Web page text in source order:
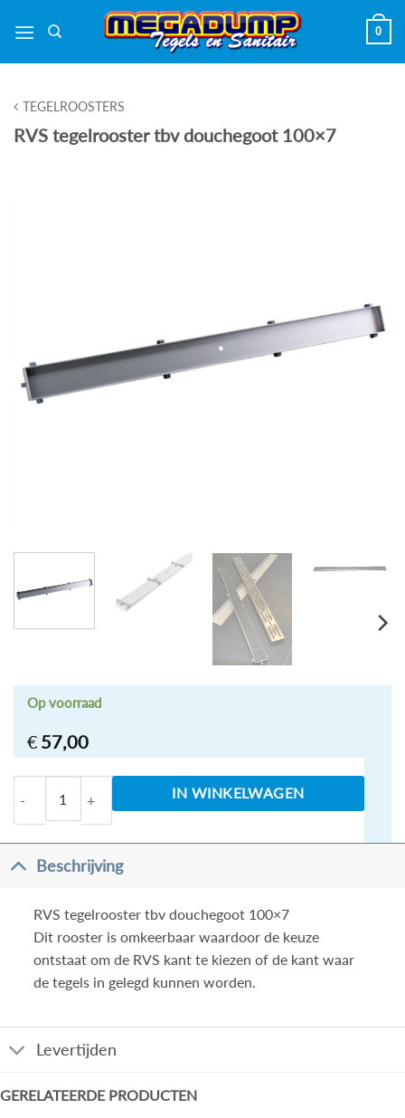
naar
0
TEGELROOSTERS
RVS tegelrooster tbv douchegoot 100×7
€ 57,00
Op voorraad
RVS tegelrooster tbv douchegoot 100x7 aantal
IN WINKELWAGEN
Beschrijving
RVS tegelrooster tbv douchegoot 100×7
Dit rooster is omkeerbaar waardoor de keuze
ontstaat om de RVS kant te kiezen of de kant waar
de tegels in gelegd kunnen worden.
Levertijden
GERELATEERDE PRODUCTEN